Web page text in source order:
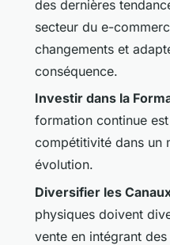
des dernières
secteur du e-
changements et
conséquence.
Investir dans la
formation continue
compétitivité dans un
évolution.
Diversifier les
physiques doivent
vente en intégrant